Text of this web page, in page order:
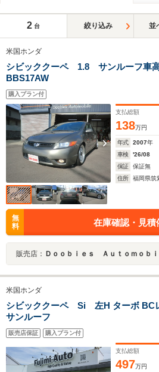
2 台 絞り込み 並
米国ホンダ
シビッククーペ 1.8 サンルーフ車
BBS17AW
購入プラン付
支払総額
138万円
年式 2007年
車検
'26/08
保証
保証無
住所
福岡県筑
無
料
在庫確認・見積
販売店： Ｄｏｏｂｉｅｓ Ａｕｔｏｍｏｂｉ
米国ホンダ
シビッククーペ Si 左H ターボ BC
サンルーフ
販売店保証 購入プラン付
支払総額
497万円